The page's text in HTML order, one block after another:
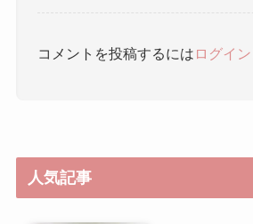
コメントを投稿するには ログイン
人気記事